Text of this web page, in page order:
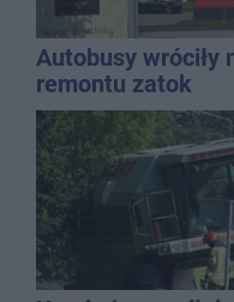
Autobusy wróciły
remontu zatok